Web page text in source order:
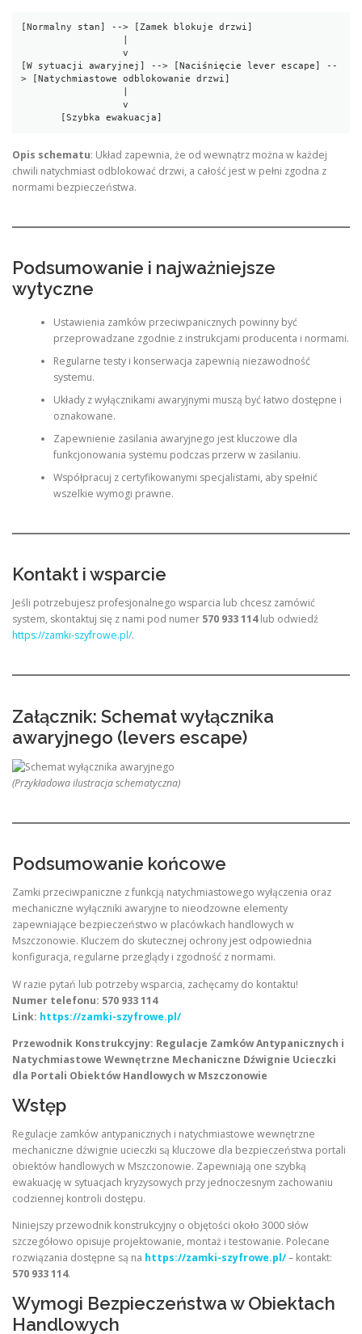
[Normalny stan] --> [Zamek blokuje drzwi]
                  v
[W sytuacji awaryjnej] --> [Naciśnięcie lever escape] --
> [Natychmiastowe odblokowanie drzwi]
                  v
       [Szybka ewakuacja]
Opis schematu: Układ zapewnia, że od wewnątrz można w każdej
chwili natychmiast odblokować drzwi, a całość jest w pełni zgodna z
normami bezpieczeństwa.
Podsumowanie i najważniejsze
wytyczne
Ustawienia zamków przeciwpanicznych powinny być
przeprowadzane zgodnie z instrukcjami producenta i normami.
Regularne testy i konserwacja zapewnią niezawodność
systemu.
Układy z wyłącznikami awaryjnymi muszą być łatwo dostępne i
oznakowane.
Zapewnienie zasilania awaryjnego jest kluczowe dla
funkcjonowania systemu podczas przerw w zasilaniu.
Współpracuj z certyfikowanymi specjalistami, aby spełnić
wszelkie wymogi prawne.
Kontakt i wsparcie
Jeśli potrzebujesz profesjonalnego wsparcia lub chcesz zamówić
system, skontaktuj się z nami pod numer 570 933 114lub odwiedź
https://zamki-szyfrowe.pl/.
Załącznik: Schemat wyłącznika
awaryjnego (levers escape)
(Przykładowa ilustracja schematyczna)
Podsumowanie końcowe
Zamki przeciwpaniczne z funkcją natychmiastowego wyłączenia oraz
mechaniczne wyłączniki awaryjne to nieodzowne elementy
zapewniające bezpieczeństwo w placówkach handlowych w
Mszczonowie. Kluczem do skutecznej ochrony jest odpowiednia
konfiguracja, regularne przeglądy i zgodność z normami.
W razie pytań lub potrzeby wsparcia, zachęcamy do kontaktu!
Numer telefonu: 570 933 114
Link: https://zamki-szyfrowe.pl/
Przewodnik Konstrukcyjny: Regulacje Zamków Antypanicznych i
Natychmiastowe Wewnętrzne Mechaniczne Dźwignie Ucieczki
dla Portali Obiektów Handlowych w Mszczonowie
Wstęp
Regulacje zamków antypanicznych i natychmiastowe wewnętrzne
mechaniczne dźwignie ucieczki są kluczowe dla bezpieczeństwa portali
obiektów handlowych w Mszczonowie. Zapewniają one szybką
ewakuację w sytuacjach kryzysowych przy jednoczesnym zachowaniu
codziennej kontroli dostępu.
Niniejszy przewodnik konstrukcyjny o objętości około 3000 słów
szczegółowo opisuje projektowanie, montaż i testowanie. Polecane
rozwiązania dostępne są na https://zamki-szyfrowe.pl/– kontakt:
570 933 114.
Wymogi Bezpieczeństwa w Obiektach
Handlowych